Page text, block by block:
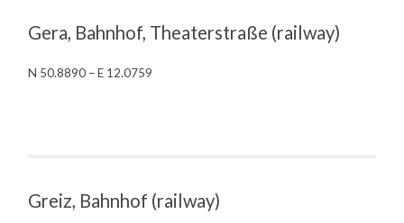
Gera, Bahnhof, Theaterstraße (railway)
N 50.8890 – E 12.0759
Greiz, Bahnhof (railway)